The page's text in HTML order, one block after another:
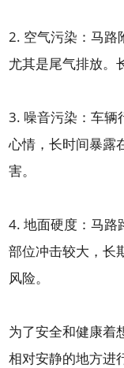
2. 空气污染：马路
尤其是尾气排放。
3. 噪音污染：车辆
心情，长时间暴露
害。
4. 地面硬度：马路
部位冲击较大，长
风险。
为了安全和健康着
相对安静的地方进